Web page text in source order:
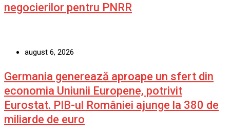
negocierilor pentru PNRR
august 6, 2026
Germania generează aproape un sfert din
economia Uniunii Europene, potrivit
Eurostat. PIB-ul României ajunge la 380 de
miliarde de euro